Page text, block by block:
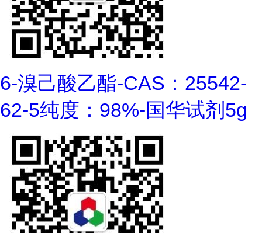
6-溴己酸乙酯-CAS：25542-
62-5纯度：98%-国华试剂5g